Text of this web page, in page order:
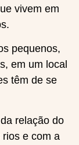
vivem em
pequenos,
em um local
têm de se
relação do
e com a